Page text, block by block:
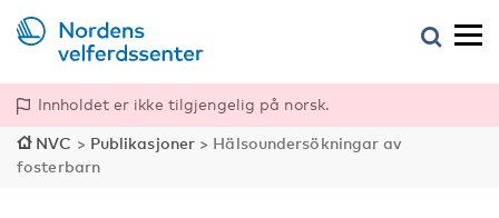
Innholdet er ikke tilgjengelig på norsk.
NVC > Publikasjoner > Hälsoundersökningar av
fosterbarn